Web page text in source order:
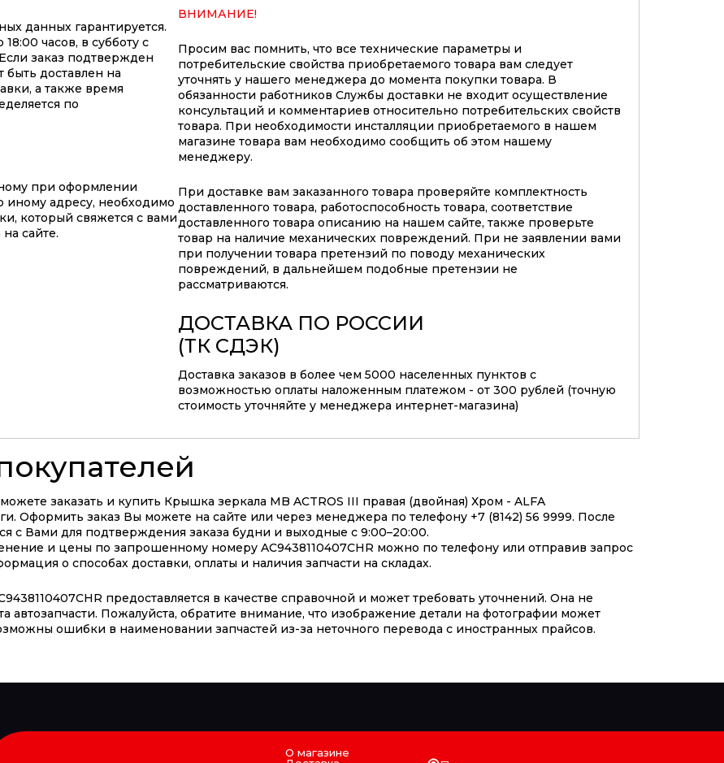
данных гарантируется.
часов, в субботу с
заказ подтвержден
доставлен на
а также время
по
при оформлении
иному адресу, необходимо
который свяжется с вами
сайте.
ВНИМАНИЕ!
Просим вас помнить, что все технические параметры и
потребительские свойства приобретаемого товара вам следует
уточнять у нашего менеджера до момента покупки товара. В
обязанности работников Службы доставки не входит осуществление
консультаций и комментариев относительно потребительских свойств
товара. При необходимости инсталляции приобретаемого в нашем
магазине товара вам необходимо сообщить об этом нашему
менеджеру.
При доставке вам заказанного товара проверяйте комплектность
доставленного товара, работоспособность товара, соответствие
доставленного товара описанию на нашем сайте, также проверьте
товар на наличие механических повреждений. При не заявлении вами
при получении товара претензий по поводу механических
повреждений, в дальнейшем подобные претензии не
рассматриваются.
ДОСТАВКА ПО РОССИИ
(ТК СДЭК)
Доставка заказов в более чем 5000 населенных пунктов с
возможностью оплаты наложенным платежом - от 300 рублей (точную
стоимость уточняйте у менеджера интернет-магазина)
заказать и купить Крышка зеркала MB ACTROS III правая (двойная) Хром - ALFA
Оформить заказ Вы можете на сайте или через менеджера по телефону +7 (8142) 56 9999. После
с Вами для подтверждения заказа будни и выходные с 9:00–20:00.
и цены по запрошенному номеру AC9438110407CHR можно по телефону или отправив запрос
о способах доставки, оплаты и наличия запчасти на складах.
предоставляется в качестве справочной и может требовать уточнений. Она не
автозапчасти. Пожалуйста, обратите внимание, что изображение детали на фотографии может
ошибки в наименовании запчастей из-за неточного перевода с иностранных прайсов.
О магазине